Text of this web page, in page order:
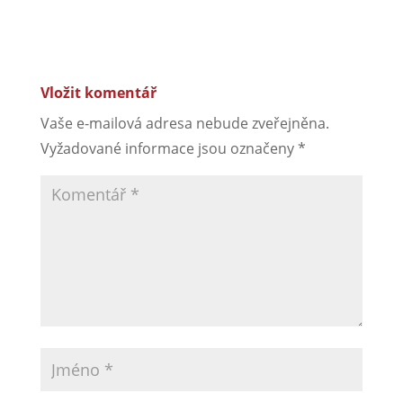
Vložit komentář
Vaše e-mailová adresa nebude zveřejněna.
Vyžadované informace jsou označeny*